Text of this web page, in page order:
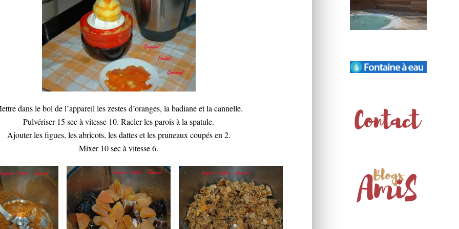
dans le bol de l’appareil les zestes d’oranges, la badiane et la cannelle.
Pulvériser 15 sec à vitesse 10. Racler les parois à la spatule.
Ajouterles figues, les abricots, les dattes et les pruneaux coupés en 2.
Mixer 10 sec à vitesse 6.